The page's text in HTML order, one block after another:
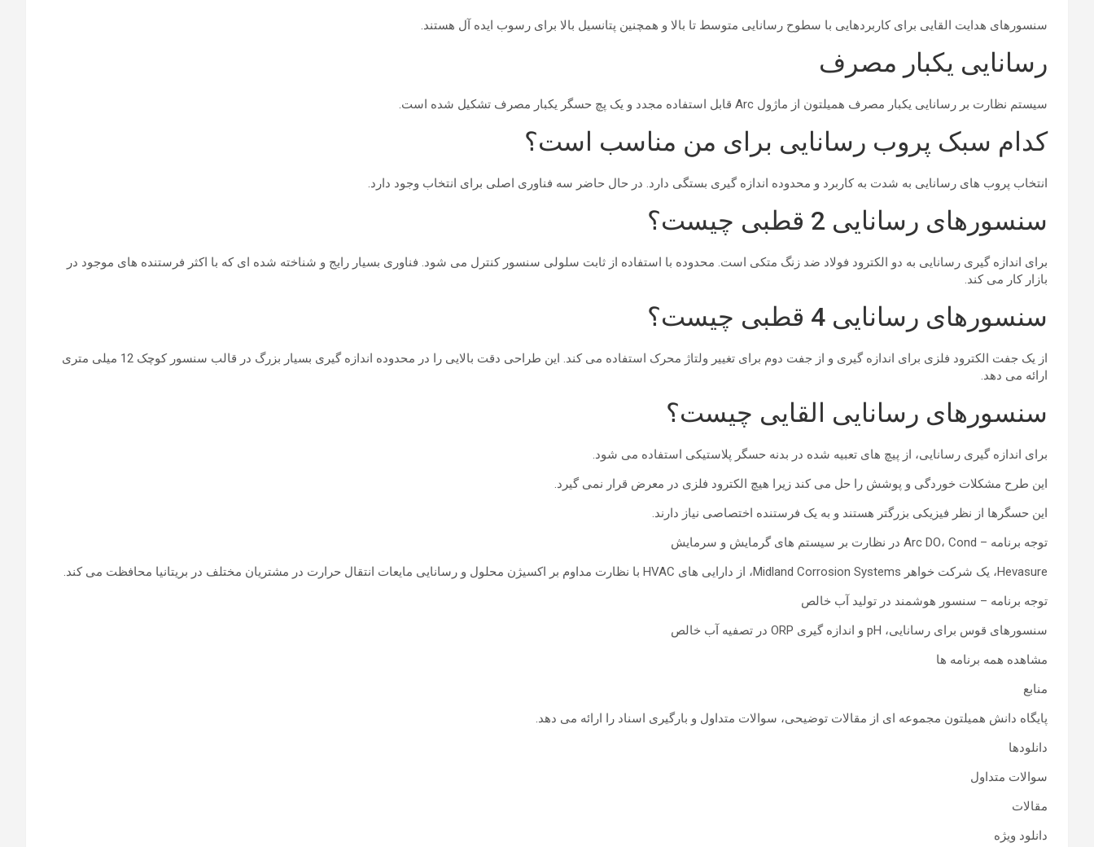
سنسورهای هدایت القایی برای کاربردهایی با سطوح رسانایی متوسط ​​تا بالا و همچنین پتانسیل بالا برای رسوب ایده آل هستند.
رسانایی یکبار مصرف
سیستم نظارت بر رسانایی یکبار مصرف همیلتون از ماژول Arc قابل استفاده مجدد و یک پچ حسگر یکبار مصرف تشکیل شده است.
کدام سبک پروب رسانایی برای من مناسب است؟
انتخاب پروب های رسانایی به شدت به کاربرد و محدوده اندازه گیری بستگی دارد. در حال حاضر سه فناوری اصلی برای انتخاب وجود دارد.
سنسورهای رسانایی 2 قطبی چیست؟
برای اندازه گیری رسانایی به دو الکترود فولاد ضد زنگ متکی است. محدوده با استفاده از ثابت سلولی سنسور کنترل می شود. فناوری بسیار رایج و شناخته شده ای که با اکثر فرستنده های موجود در
بازار کار می کند.
سنسورهای رسانایی 4 قطبی چیست؟
از یک جفت الکترود فلزی برای اندازه گیری و از جفت دوم برای تغییر ولتاژ محرک استفاده می کند. این طراحی دقت بالایی را در محدوده اندازه گیری بسیار بزرگ در قالب سنسور کوچک 12 میلی متری
ارائه می دهد.
سنسورهای رسانایی القایی چیست؟
برای اندازه گیری رسانایی، از پیچ های تعبیه شده در بدنه حسگر پلاستیکی استفاده می شود.
این طرح مشکلات خوردگی و پوشش را حل می کند زیرا هیچ الکترود فلزی در معرض قرار نمی گیرد.
این حسگرها از نظر فیزیکی بزرگتر هستند و به یک فرستنده اختصاصی نیاز دارند.
توجه برنامه – Arc DO، Cond در نظارت بر سیستم های گرمایش و سرمایش
Hevasure، یک شرکت خواهر Midland Corrosion Systems، از دارایی های HVAC با نظارت مداوم بر اکسیژن محلول و رسانایی مایعات انتقال حرارت در مشتریان مختلف در بریتانیا محافظت می کند.
توجه برنامه – سنسور هوشمند در تولید آب خالص
سنسورهای قوس برای رسانایی، pH و اندازه گیری ORP در تصفیه آب خالص
مشاهده همه برنامه ها
منابع
پایگاه دانش همیلتون مجموعه ای از مقالات توضیحی، سوالات متداول و بارگیری اسناد را ارائه می دهد.
دانلودها
سوالات متداول
مقالات
دانلود ویژه